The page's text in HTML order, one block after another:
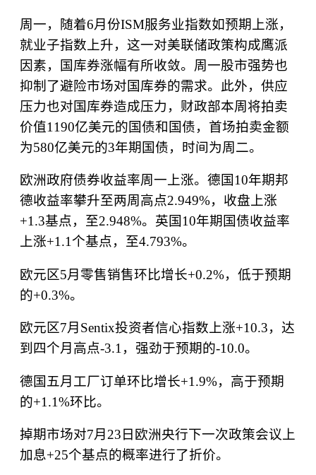
周一，随着6月份ISM服务业指数如预期上涨，
就业子指数上升，这一对美联储政策构成鹰派
因素，国库券涨幅有所收敛。周一股市强势也
抑制了避险市场对国库券的需求。此外，供应
压力也对国库券造成压力，财政部本周将拍卖
价值1190亿美元的国债和国债，首场拍卖金额
为580亿美元的3年期国债，时间为周二。
欧洲政府债券收益率周一上涨。德国10年期邦
德收益率攀升至两周高点2.949%，收盘上涨
+1.3基点，至2.948%。英国10年期国债收益率
上涨+1.1个基点，至4.793%。
欧元区5月零售销售环比增长+0.2%，低于预期
的+0.3%。
欧元区7月 Sentix投资者信心指数上涨+10.3，达
到四个月高点-3.1 ，强劲于预期的-10.0。
德国五月工厂订单环比增长+1.9%，高于预期
的+1.1%环比。
掉期市场对7月 23 日欧洲央行下一次政策会议上
加息+25个基点的概率进行了折价。